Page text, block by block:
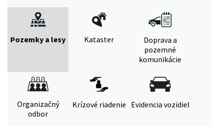
Pozemky a lesy Kataster
Doprava a
pozemné
komunikácie
Organizačný
odbor
Krízové riadenie Evidencia vozidiel